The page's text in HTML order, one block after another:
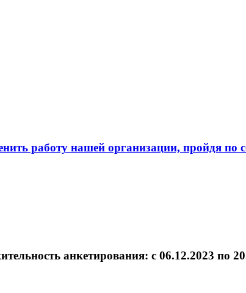
работу нашей организации, пройдя по
анкетирования: c 06.12.2023 по